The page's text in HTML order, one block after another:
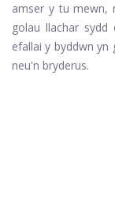
amser y tu mewn,
golau llachar
efallai y byddwn
neu'n bryderus.